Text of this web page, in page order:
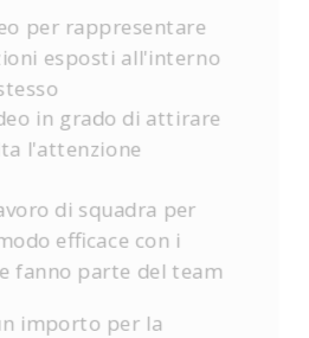
per rappresentare
esposti all'interno
in grado di attirare
l'attenzione
di squadra per
efficace con i
fanno parte del team
importo per la